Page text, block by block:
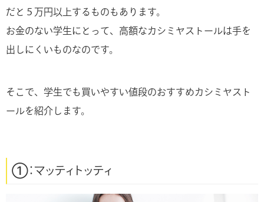
だと５万円以上するものもあります。
お金のない学生にとって、高額なカシミヤストールは手を
出しにくいものなのです。
そこで、学生でも買いやすい値段のおすすめカシミヤスト
ールを紹介します。
①：マッティトッティ